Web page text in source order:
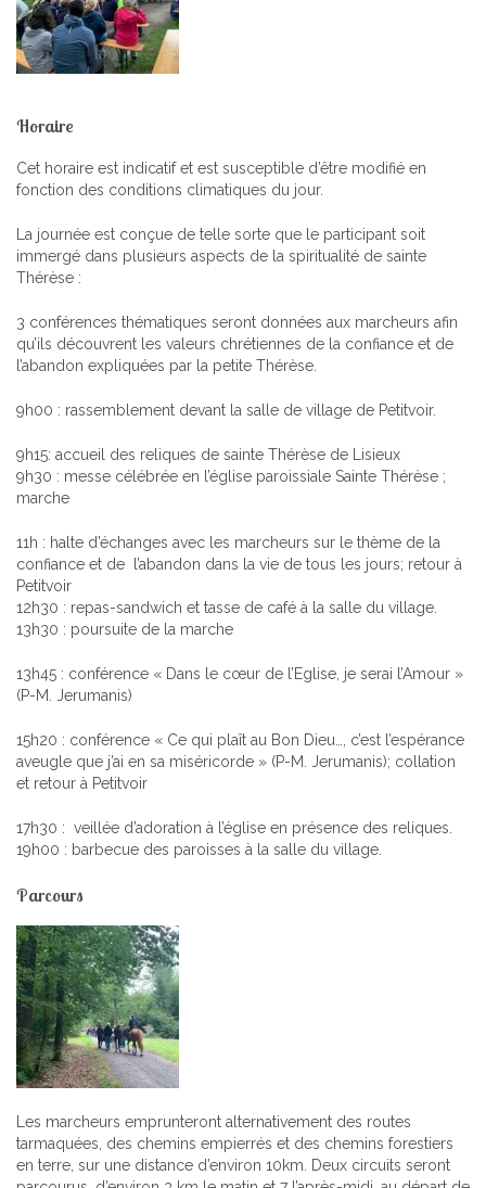
Horaire
Cet horaire est indicatif et est susceptible d’être modifié en
fonction des conditions climatiques du jour.
La journée est conçue de telle sorte que le participant soit
immergé dans plusieurs aspects de la spiritualité de sainte
Thérèse :
3 conférences thématiques seront données aux marcheurs afin
qu’ils découvrent les valeurs chrétiennes de la confiance et de
l’abandon expliquées par la petite Thérèse.
9h00 : rassemblement devant la salle de village de Petitvoir.
9h15: accueil des reliques de sainte Thérèse de Lisieux
9h30 : messe célébrée en l’église paroissiale Sainte Thérèse ;
marche
11h : halte d’échanges avec les marcheurs sur le thème de la
confiance et de l’abandon dans la vie de tous les jours; retour à
Petitvoir
12h30 : repas-sandwich et tasse de café à la salle du village.
13h30 : poursuite de la marche
13h45 : conférence « Dans le cœur de l’Eglise, je serai l’Amour »
(P-M. Jerumanis)
15h20 : conférence « Ce qui plaît au Bon Dieu…, c’est l’espérance
aveugle que j’ai en sa miséricorde » (P-M. Jerumanis); collation
et retour à Petitvoir
17h30 : veillée d’adoration à l’église en présence des reliques.
19h00 : barbecue des paroisses à la salle du village.
Parcours
Les marcheurs emprunteront alternativement des routes
tarmaquées, des chemins empierrés et des chemins forestiers
en terre, sur une distance d’environ 10km. Deux circuits seront